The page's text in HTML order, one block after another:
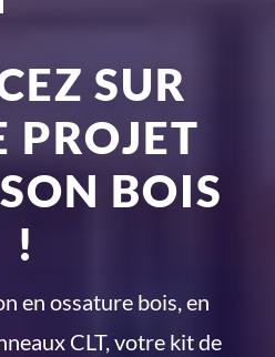
SUR
PROJET
BOIS
!
en ossature bois, en
CLT, votre kit de